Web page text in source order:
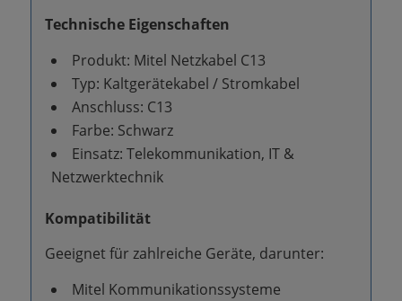
Technische Eigenschaften
Produkt: Mitel Netzkabel C13
Typ: Kaltgerätekabel / Stromkabel
Anschluss: C13
Farbe: Schwarz
Einsatz: Telekommunikation, IT &
Netzwerktechnik
Kompatibilität
Geeignet für zahlreiche Geräte, darunter:
Mitel Kommunikationssysteme